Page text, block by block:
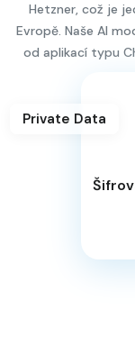
Hetzner, což je
Evropě. Naše AI
od aplikací typu
Private Data